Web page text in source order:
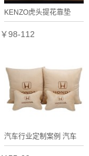
KENZO虎头提花靠垫
（蓝）
￥98-112
汽车行业定制案例 汽车
抱枕四件套 可定制LOGO